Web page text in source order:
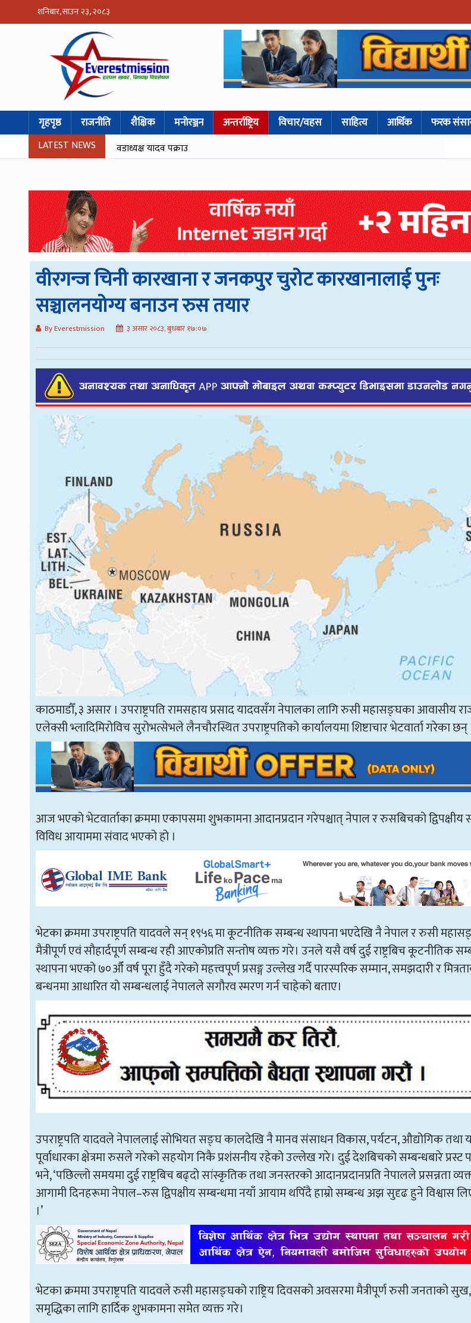
शनिबार, साउन २३, २०८३
गृहपृष्ठ राजनीति शैक्षिक मनोरञ्जन अन्तर्राष्ट्रिय विचार/वहस साहित्य आर्थिक फरक
LATEST NEWS वडाध्यक्ष यादव पक्राउ
वीरगन्ज चिनी कारखाना र जनकपुर चुरोट कारखानालाई पुनः
सञ्चालनयोग्य बनाउन रुस तयार
By Everestmission ३ असार २०८३, बुधबार १७:०७
काठमाडौँ, ३ असार । उपराष्ट्रपति रामसहाय प्रसाद यादवसँग नेपालका लागि रुसी महासङ्घका आवासीय
एलेक्सी भ्लादिमिरोविच सुरोभत्सेभले लैनचौरस्थित उपराष्ट्रपतिको कार्यालयमा शिष्टाचार भेटवार्ता गरेका छन्
आज भएको भेटवार्ताका क्रममा एकापसमा शुभकामना आदानप्रदान गरेपश्चात् नेपाल र रुसबिचको द्विपक्षीय
विविध आयाममा संवाद भएको हो ।
भेटका क्रममा उपराष्ट्रपति यादवले सन् १९५६ मा कूटनीतिक सम्बन्ध स्थापना भएदेखि नै नेपाल र रुसी
मैत्रीपूर्ण एवं सौहार्दपूर्ण सम्बन्ध रही आएकोप्रति सन्तोष व्यक्त गरे। उनले यसै वर्ष दुई राष्ट्रबिच कूटनीतिक
स्थापना भएको ७०औँ वर्ष पूरा हुँदै गरेको महत्त्वपूर्ण प्रसङ्ग उल्लेख गर्दै पारस्परिक सम्मान, समझदारी र
बन्धनमा आधारित यो सम्बन्धलाई नेपालले सगौरव स्मरण गर्न चाहेको बताए।
उपराष्ट्रपति यादवले नेपाललाई सोभियत सङ्घ कालदेखि नै मानव संसाधन विकास, पर्यटन, औद्योगिक तथा
पूर्वाधारका क्षेत्रमा रुसले गरेको सहयोग निकै प्रशंसनीय रहेको उल्लेख गरे। दुई देशबिचको सम्बन्धबारे प्रस्ट
भने, ‘पछिल्लो समयमा दुई राष्ट्रबिच बढ्दो सांस्कृतिक तथा जनस्तरको आदानप्रदानप्रति नेपालले प्रसन्नता
आगामी दिनहरूमा नेपाल–रुस द्विपक्षीय सम्बन्धमा नयाँ आयाम थपिँदै हाम्रो सम्बन्ध अझ सुदृढ हुने विश्वास
।’
भेटका क्रममा उपराष्ट्रपति यादवले रुसी महासङ्घको राष्ट्रिय दिवसको अवसरमा मैत्रीपूर्ण रुसी जनताको सुख,
समृद्धिका लागि हार्दिक शुभकामना समेत व्यक्त गरे।